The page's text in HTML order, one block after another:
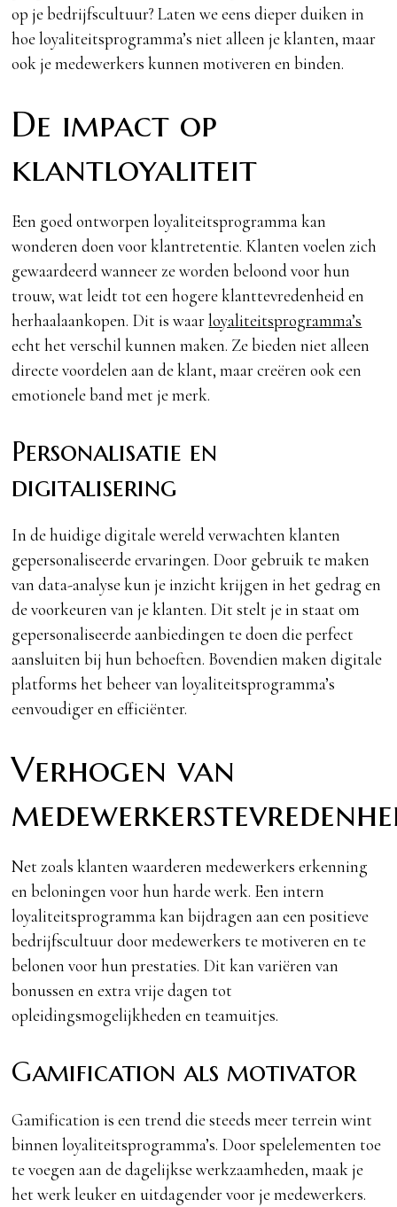
op je bedrijfscultuur? Laten we eens dieper duiken in
hoe loyaliteitsprogramma’s niet alleen je klanten, maar
ook je medewerkers kunnen motiveren en binden.
De impact op
klantloyaliteit
Een goed ontworpen loyaliteitsprogramma kan
wonderen doen voor klantretentie. Klanten voelen zich
gewaardeerd wanneer ze worden beloond voor hun
trouw, wat leidt tot een hogere klanttevredenheid en
herhaalaankopen. Dit is waarloyaliteitsprogramma’s
echt het verschil kunnen maken. Ze bieden niet alleen
directe voordelen aan de klant, maar creëren ook een
emotionele band met je merk.
Personalisatie en
digitalisering
In de huidige digitale wereld verwachten klanten
gepersonaliseerde ervaringen. Door gebruik te maken
van data-analyse kun je inzicht krijgen in het gedrag en
de voorkeuren van je klanten. Dit stelt je in staat om
gepersonaliseerde aanbiedingen te doen die perfect
aansluiten bij hun behoeften. Bovendien maken digitale
platforms het beheer van loyaliteitsprogramma’s
eenvoudiger en efficiënter.
Verhogen van
Net zoals klanten waarderen medewerkers erkenning
en beloningen voor hun harde werk. Een intern
loyaliteitsprogramma kan bijdragen aan een positieve
bedrijfscultuur door medewerkers te motiveren en te
belonen voor hun prestaties. Dit kan variëren van
bonussen en extra vrije dagen tot
opleidingsmogelijkheden en teamuitjes.
Gamification als motivator
Gamification is een trend die steeds meer terrein wint
binnen loyaliteitsprogramma’s. Door spelelementen toe
te voegen aan de dagelijkse werkzaamheden, maak je
het werk leuker en uitdagender voor je medewerkers.